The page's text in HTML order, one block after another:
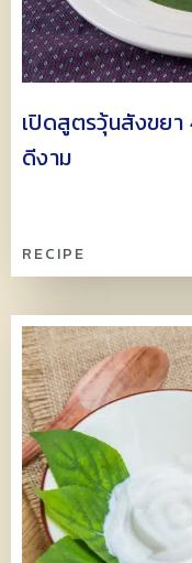
เปิดสูตรวุ้นสังขยา
ดีงาม
RECIPE